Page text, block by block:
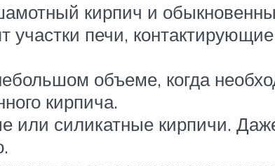
кирпич и
участки печи,
объеме, когда
кирпича.
или силикатные кирпичи.